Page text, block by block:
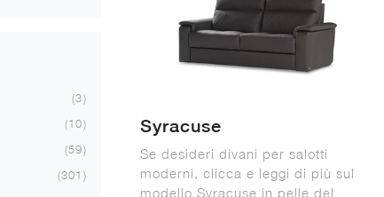
3
10
59
301
Syracuse
Se desideri divani per salotti
moderni, clicca e leggi di più sul
modello Syracuse in pelle del